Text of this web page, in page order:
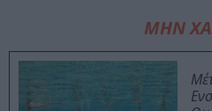
ΜΗΝ